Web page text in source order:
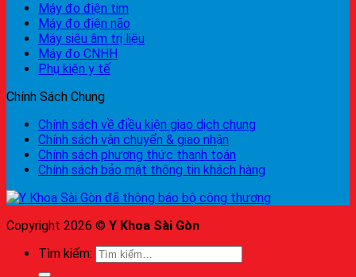
Máy đo điện tim
Máy đo điện não
Máy siêu âm trị liệu
Máy đo CNHH
Phụ kiện y tế
Chính Sách Chung
Chính sách về điều kiện giao dịch chung
Chính sách vận chuyển & giao nhận
Chính sách phương thức thanh toán
Chính sách bảo mật thông tin khách hàng
Copyright 2026 © Y Khoa Sài Gòn
Tìm kiếm: